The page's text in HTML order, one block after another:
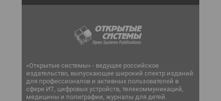
«Открытые системы» - ведущее российское
издательство, выпускающее широкий спектр изданий
для профессионалов и активных пользователей в
сфере ИТ, цифровых устройств, телекоммуникаций,
медицины и полиграфии, журналы для детей.